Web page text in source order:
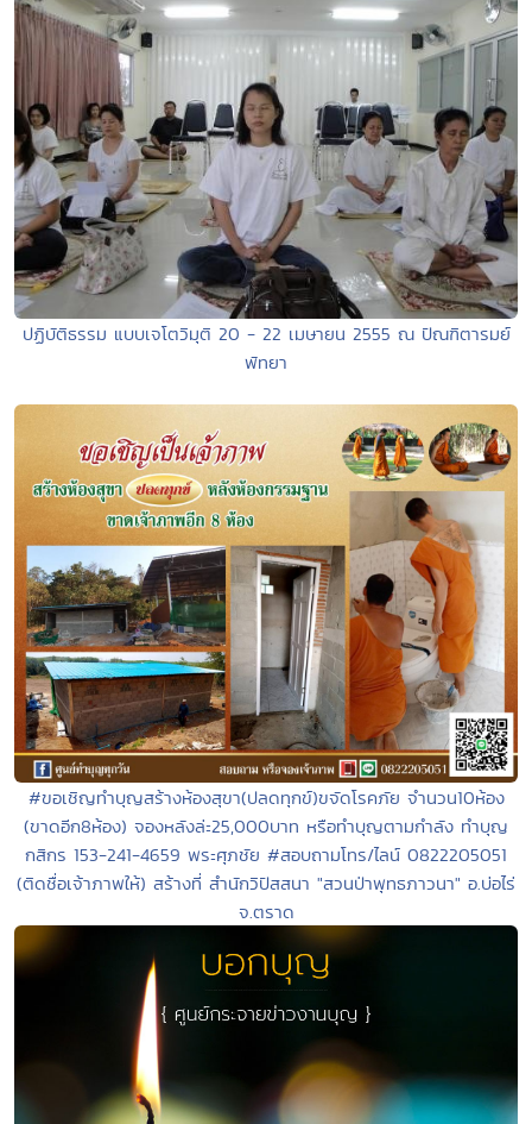
ปฏิบัติธรรม แบบเจโตวิมุติ 20 - 22 เมษายน 2555 ณ ปัณฑิตารมย์
พัทยา
#ขอเชิญทำบุญสร้างห้องสุขา(ปลดทุกข์)ขจัดโรคภัย จำนวน10ห้อง
(ขาดอีก8ห้อง) จองหลังล่ะ25,000บาท หรือทำบุญตามกำลัง ทำบุญ
กสิกร 153-241-4659 พระศุภชัย #สอบถามโทร/ไลน์ 0822205051
(ติดชื่อเจ้าภาพให้) สร้างที่ สำนักวิปัสสนา "สวนป่าพุทธภาวนา" อ.บ่อไร่
จ.ตราด